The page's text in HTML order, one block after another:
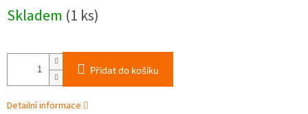
cena:
Skladem (1 ks)
Přidat do košíku
Detailní informace